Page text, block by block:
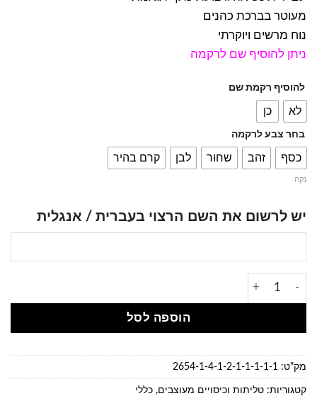
מעוטר בברכת כהנים
נוח מרשים ויוקרתי
ניתן להוסיף שם לרקמה
להוסיף רקמת שם
לא כן
בחר צבע לרקמה
כסף זהב שחור לבן קרם בהיר
נקה
יש לרשום את השם הרצוי בעברית / אנגלית
הוספה לסל
מק"ט: 2654-1-4-1-2-1-1-1-1-1
קטגוריות: טליתות וכיסויים מעוצבים, כללי